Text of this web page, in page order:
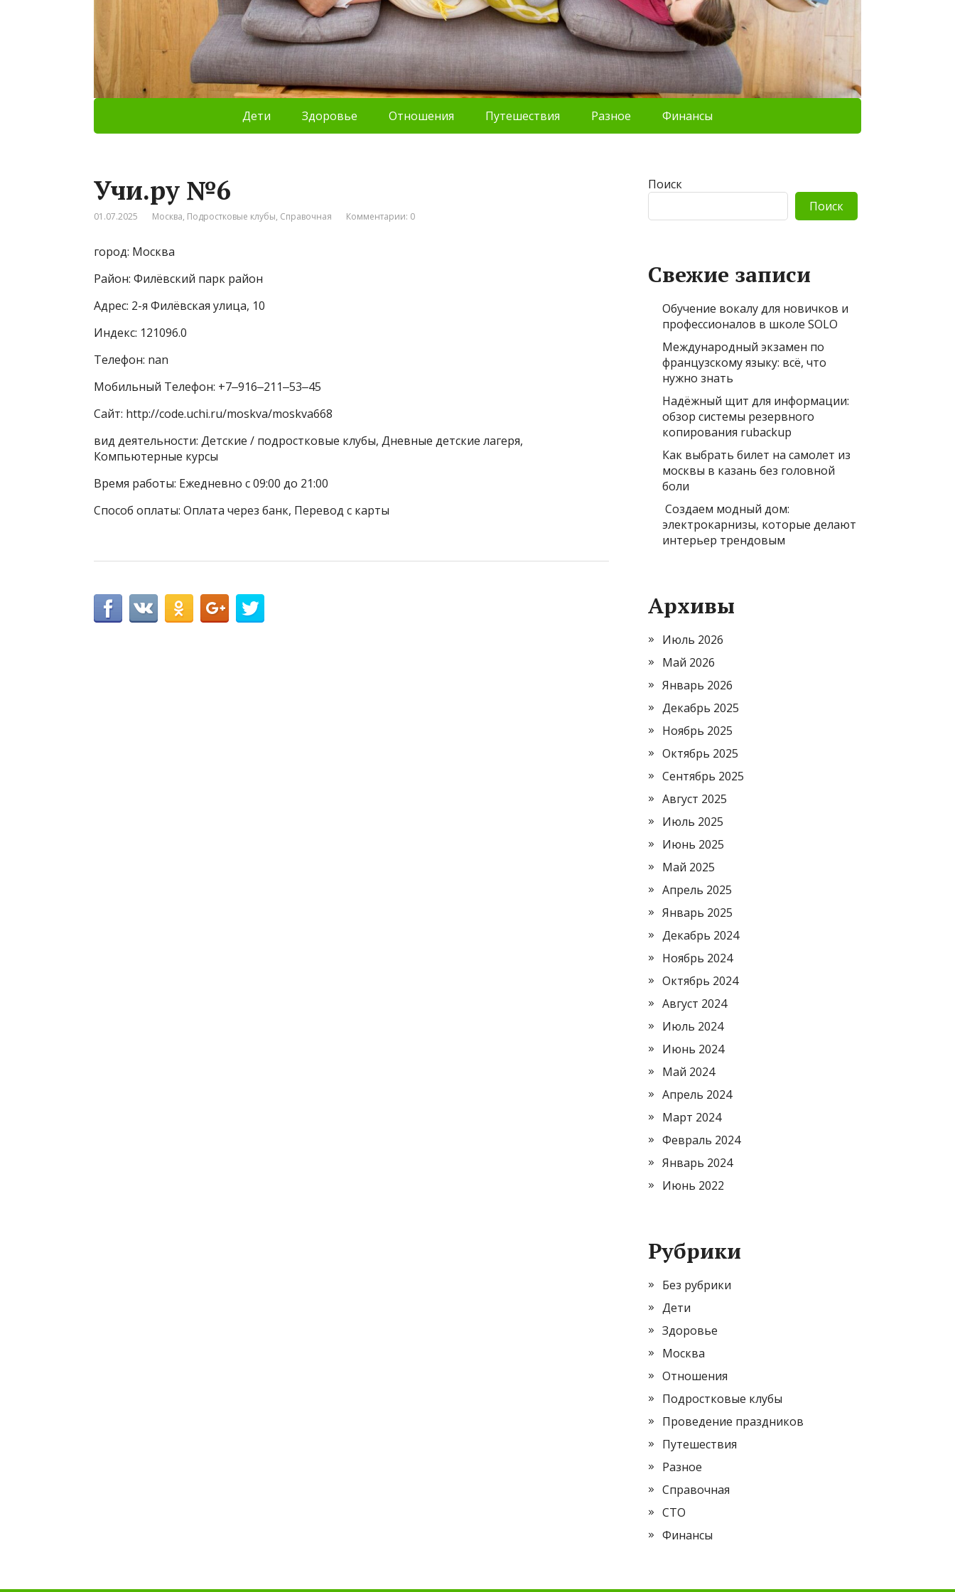
Дети Здоровье Отношения Путешествия Разное Финансы
Учи.ру №6
01.07.2025 Москва, Подростковые клубы, Справочная Комментарии: 0
город: Москва
Район: Филёвский парк район
Адрес: 2-я Филёвская улица, 10
Индекс: 121096.0
Телефон: nan
Мобильный Телефон: +7‒916‒211‒53‒45
Сайт: http://code.uchi.ru/moskva/moskva668
вид деятельности: Детские / подростковые клубы, Дневные детские лагеря,
Компьютерные курсы
Время работы: Ежедневно с 09:00 до 21:00
Способ оплаты: Оплата через банк, Перевод с карты
Поиск
Поиск
Свежие записи
Обучение вокалу для новичков и
профессионалов в школе SOLO
Международный экзамен по
французскому языку: всё, что
нужно знать
Надёжный щит для информации:
обзор системы резервного
копирования rubackup
Как выбрать билет на самолет из
москвы в казань без головной
боли
Создаем модный дом:
электрокарнизы, которые делают
интерьер трендовым
Архивы
Июль 2026
Май 2026
Январь 2026
Декабрь 2025
Ноябрь 2025
Октябрь 2025
Сентябрь 2025
Август 2025
Июль 2025
Июнь 2025
Май 2025
Апрель 2025
Январь 2025
Декабрь 2024
Ноябрь 2024
Октябрь 2024
Август 2024
Июль 2024
Июнь 2024
Май 2024
Апрель 2024
Март 2024
Февраль 2024
Январь 2024
Июнь 2022
Рубрики
Без рубрики
Дети
Здоровье
Москва
Отношения
Подростковые клубы
Проведение праздников
Путешествия
Разное
Справочная
СТО
Финансы